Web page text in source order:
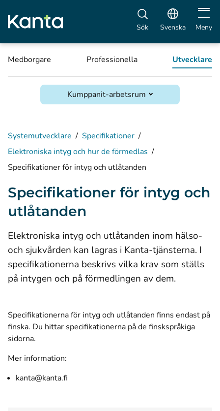
Sök Svenska Öppna
Meny
Medborgare Professionella Utvecklare
Kumppanit-arbetsrum
Systemutvecklare / Specifikationer /
Elektroniska intyg och hur de förmedlas /
Specifikationer för intyg och utlåtanden
Specifikationer för intyg och
utlåtanden
Elektroniska intyg och utlåtanden inom hälso-
och sjukvården kan lagras i Kanta-tjänsterna. I
specifikationerna beskrivs vilka krav som ställs
på intygen och på förmedlingen av dem.
Specifikationerna för intyg och utlåtanden finns endast på
finska. Du hittar specifikationerna på de finskspråkiga
sidorna.
Mer information:
kanta@kanta.fi